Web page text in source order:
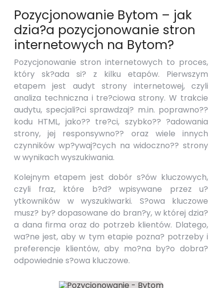
Pozycjonowanie Bytom – jak
dzia?a pozycjonowanie stron
internetowych na Bytom?
Pozycjonowanie stron internetowych to proces,
który sk?ada si? z kilku etapów. Pierwszym
etapem jest audyt strony internetowej, czyli
analiza techniczna i tre?ciowa strony. W trakcie
audytu, specjali?ci sprawdzaj? m.in. poprawno??
kodu HTML, jako?? tre?ci, szybko?? ?adowania
strony, jej responsywno?? oraz wiele innych
czynników wp?ywaj?cych na widoczno?? strony
w wynikach wyszukiwania.
Kolejnym etapem jest dobór s?ów kluczowych,
czyli fraz, które b?d? wpisywane przez u?
ytkowników w wyszukiwarki. S?owa kluczowe
musz? by? dopasowane do bran?y, w której dzia?
a dana firma oraz do potrzeb klientów. Dlatego,
wa?ne jest, aby w tym etapie pozna? potrzeby i
preferencje klientów, aby mo?na by?o dobra?
odpowiednie s?owa kluczowe.